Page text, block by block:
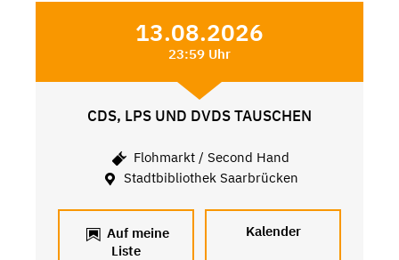
13.08.2026
23:59 Uhr
CDS, LPS UND DVDS TAUSCHEN
Flohmarkt / Second Hand
Stadtbibliothek Saarbrücken
Auf meine
Liste
Kalender